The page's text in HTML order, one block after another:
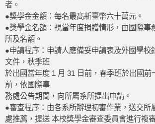
者。
●獎學金金額：每名最髙新臺幣六十萬元。
●獎學金名額：視當年度捐贈情形，由國際事
所及名額。
●申請程序：申請人應備妥申請表及外國學校
文件，秋季班
於出國當年度 1 月 31 日前，春季班於出國前
前，依國際事
務處公告期間，向所屬系所提出申請。
●審查程序：由各系所辦理初審作業，送交所
處推薦，提送 本校獎學金審查委員會進行複